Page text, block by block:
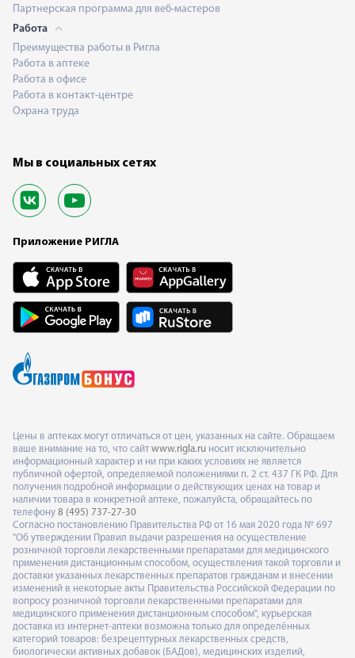
Партнерская программа для веб-мастеров
Работа
Преимущества работы в Ригла
Работа в аптеке
Работа в офисе
Работа в контакт-центре
Охрана труда
Мы в социальных сетях
Приложение РИГЛА
Цены в аптеках могут отличаться от цен, указанных на сайте. Обращаем
ваше внимание на то, что сайт www.rigla.ru носит исключительно
информационный характер и ни при каких условиях не является
публичной офертой, определяемой положениями п. 2 ст. 437 ГК РФ. Для
получения подробной информации о действующих ценах на товар и
наличии товара в конкретной аптеке, пожалуйста, обращайтесь по
телефону 8 (495) 737-27-30
Согласно постановлению Правительства РФ от 16 мая 2020 года № 697
"Об утверждении Правил выдачи разрешения на осуществление
розничной торговли лекарственными препаратами для медицинского
применения дистанционным способом, осуществления такой торговли и
доставки указанных лекарственных препаратов гражданам и внесении
изменений в некоторые акты Правительства Российской Федерации по
вопросу розничной торговли лекарственными препаратами для
медицинского применения дистанционным способом", курьерская
доставка из интернет-аптеки возможна только для определённых
категорий товаров: безрецептурных лекарственных средств,
биологически активных добавок (БАДов), медицинских изделий,